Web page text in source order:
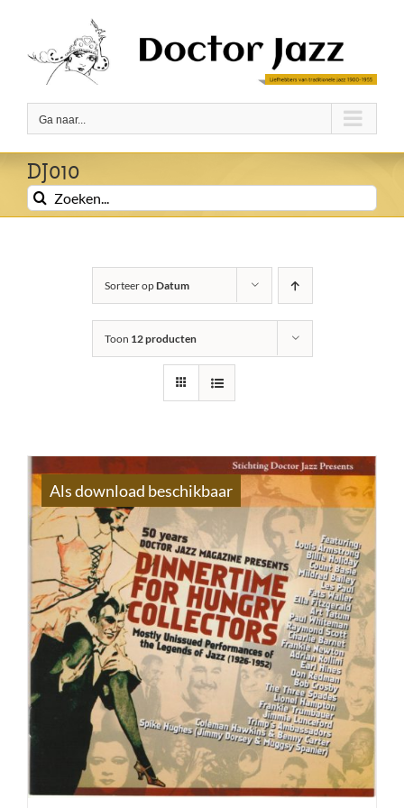
inhoud
Ga naar...
DJ010
Zoeken
naar:
Sorteer opDatum
Toon 12 producten
Als download beschikbaar